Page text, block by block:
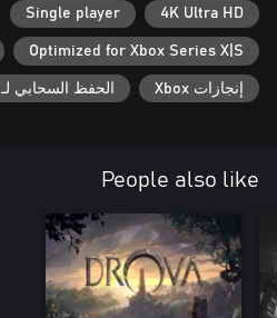
4K Ultra HD
Single player
Optimized for Xbox Series X|S
إنجازات Xbox الحفظ السحابي لـ Xbox
People also like